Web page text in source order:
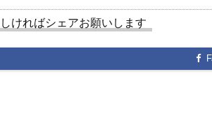
ければシェアお願いします